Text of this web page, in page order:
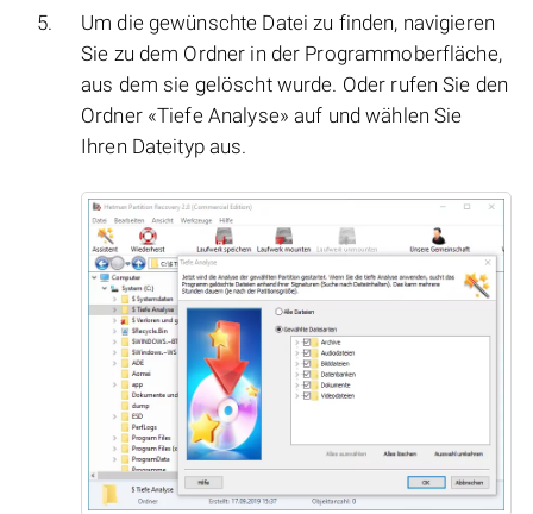
Um die gewünschte Datei zu finden, navigieren
Sie zu dem Ordner in der Programmoberfläche,
aus dem sie gelöscht wurde. Oder rufen Sie den
Ordner «Tiefe Analyse» auf und wählen Sie
Ihren Dateityp aus.